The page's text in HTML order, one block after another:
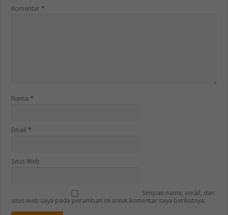
Komentar*
Nama*
Email*
Situs Web
Simpan nama, email, dan
situs web saya pada peramban ini untuk komentar saya berikutnya.